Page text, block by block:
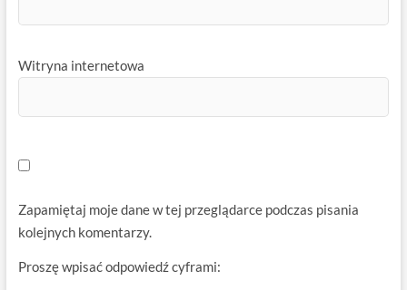
Witryna internetowa
Zapamiętaj moje dane w tej przeglądarce podczas pisania
kolejnych komentarzy.
Proszę wpisać odpowiedź cyframi: